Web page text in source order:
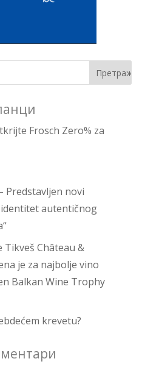
Frosch Zero% za
Predstavljen novi
autentičnog
Tikveš Château &
je za najbolje vino
Balkan Wine Trophy
krevetu?